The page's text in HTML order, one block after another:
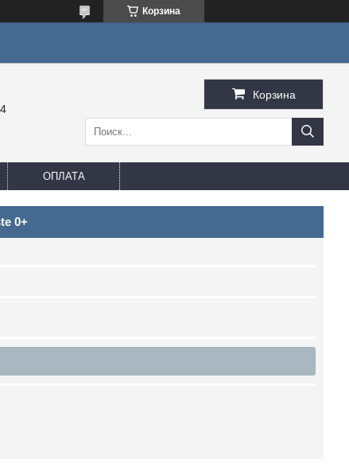
Корзина
Корзина
ОПЛАТА
0+